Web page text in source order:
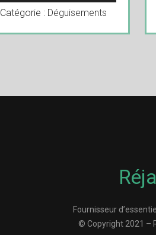
Catégorie : Déguisements
Fournisseur
© Copyright 2021 –